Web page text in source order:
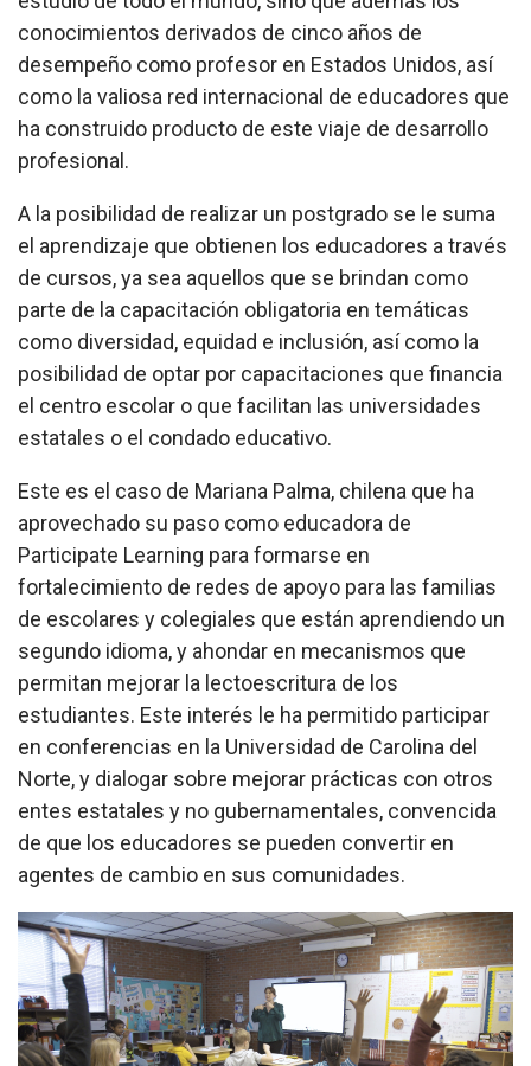
conocimientos derivados de cinco años de
desempeño como profesor en Estados Unidos, así
como la valiosa red internacional de educadores que
ha construido producto de este viaje de desarrollo
profesional.
A la posibilidad de realizar un postgrado se le suma
el aprendizaje que obtienen los educadores a través
de cursos, ya sea aquellos que se brindan como
parte de la capacitación obligatoria en temáticas
como diversidad, equidad e inclusión, así como la
posibilidad de optar por capacitaciones que financia
el centro escolar o que facilitan las universidades
estatales o el condado educativo.
Este es el caso de Mariana Palma, chilena que ha
aprovechado su paso como educadora de
Participate Learning para formarse en
fortalecimiento de redes de apoyo para las familias
de escolares y colegiales que están aprendiendo un
segundo idioma, y ahondar en mecanismos que
permitan mejorar la lectoescritura de los
estudiantes. Este interés le ha permitido participar
en conferencias en la Universidad de Carolina del
Norte, y dialogar sobre mejorar prácticas con otros
entes estatales y no gubernamentales, convencida
de que los educadores se pueden convertir en
agentes de cambio en sus comunidades.